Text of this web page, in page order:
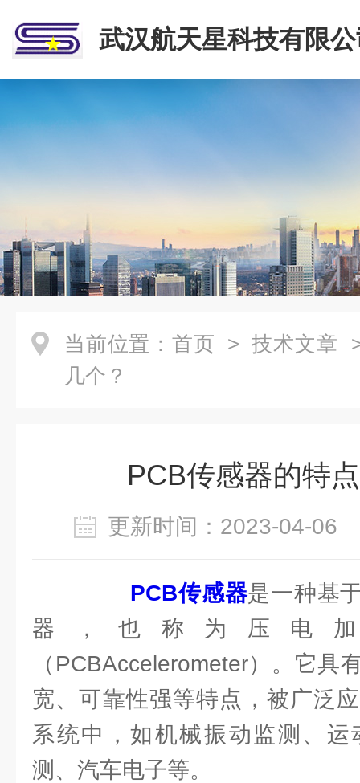
武汉航天星科技有限
当前位置： 首页 > 技术文章
几个？
PCB传感器的特
更新时间：2023-04-
PCB传感器是一种基
器，也称为压电
（PCBAccelerometer）。它具
宽、可靠性强等特点，被广泛
系统中，如机械振动监测、
测、汽车电子等。